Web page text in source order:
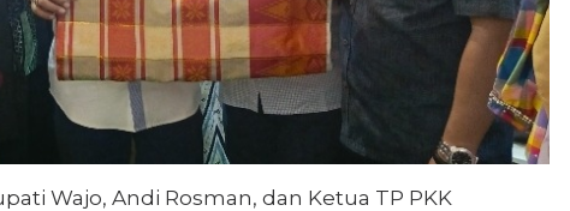
Wajo, Andi Rosman, dan Ketua TP PKK